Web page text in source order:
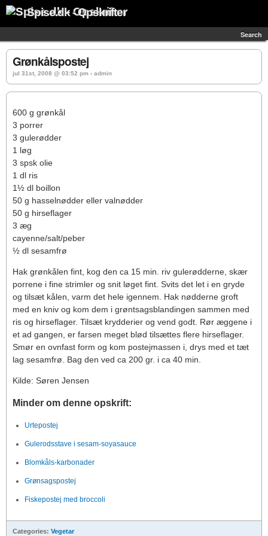
Spise.dk - Opskrifter
Search
Grønkålspostej
jul 31st, 2008 @ 03:52 pm › admin
600 g grønkål
3 porrer
3 gulerødder
1 løg
3 spsk olie
1 dl ris
1½ dl boillon
50 g hasselnødder eller valnødder
50 g hirseflager
3 æg
cayenne/salt/peber
½ dl sesamfrø
Hak grønkålen fint, kog den ca 15 min. riv gulerødderne, skær
porrene i fine strimler og snit løget fint. Svits det let i en gryde
og tilsæt kålen, varm det hele igennem. Hak nødderne groft
med en kniv og kom dem i grøntsagsblandingen sammen med
ris og hirseflager. Tilsæt krydderier og vend godt. Rør æggene i
et ad gangen, er farsen meget blød tilsættes flere hirseflager.
Smør en ovnfast form og kom postejmassen i, drys med et tæt
lag sesamfrø. Bag den ved ca 200 gr. i ca 40 min.
Kilde: Søren Jensen
Minder om denne opskrift:
Urtepostej
Gulerodsstave i sesam-soyasauce
Blomkåls-karbonader
Grønsagspostej
Fiskepostej med broccoli
Categories: Vegetar